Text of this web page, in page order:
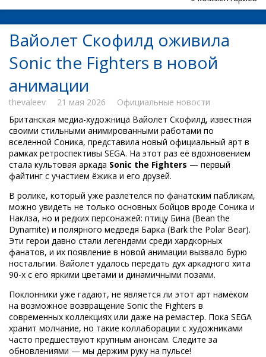
Вайолет Скофилд оживила
Sonic the Fighters в новой
анимации
thevaleev 21 мая 2026
Официальные новости
Британская медиа-художница Вайолет Скофилд, известная
своими стильными анимированными работами по
вселенной Соника, представила новый официальный арт в
рамках ретроспективы SEGA. На этот раз её вдохновением
стала культовая аркада Sonic the Fighters — первый
файтинг с участием ёжика и его друзей.
В ролике, который уже разлетелся по фанатским пабликам,
можно увидеть не только основных бойцов вроде Соника и
Наклза, но и редких персонажей: птицу Бина (Bean the
Dynamite) и полярного медведя Барка (Bark the Polar Bear).
Эти герои давно стали легендами среди хардкорных
фанатов, и их появление в новой анимации вызвало бурю
ностальгии. Вайолет удалось передать дух аркадного хита
90-х с его яркими цветами и динамичными позами.
Поклонники уже гадают, не является ли этот арт намёком
на возможное возвращение Sonic the Fighters в
современных коллекциях или даже на ремастер. Пока SEGA
хранит молчание, но такие коллаборации с художниками
часто предшествуют крупным анонсам. Следите за
обновлениями — мы держим руку на пульсе!